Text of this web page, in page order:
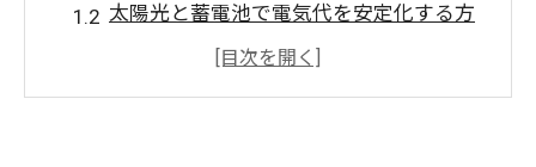
太陽光と蓄電池で電気代を安定化する方
日々の電気代削減に蓄電池が役立つ理由